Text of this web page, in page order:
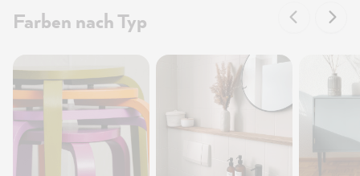
Farben nach Typ